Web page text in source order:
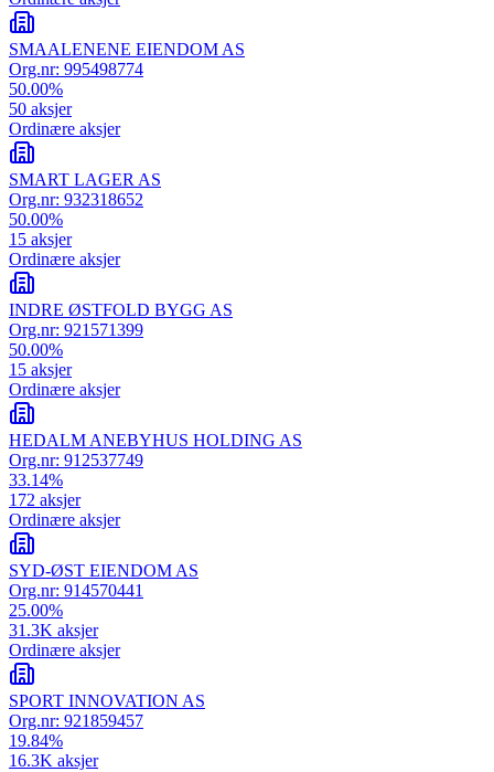
SMAALENENE EIENDOM AS
Org.nr: 995498774
50.00%
50 aksjer
Ordinære aksjer
SMART LAGER AS
Org.nr: 932318652
50.00%
15 aksjer
Ordinære aksjer
INDRE ØSTFOLD BYGG AS
Org.nr: 921571399
50.00%
15 aksjer
Ordinære aksjer
HEDALM ANEBYHUS HOLDING AS
Org.nr: 912537749
33.14%
172 aksjer
Ordinære aksjer
SYD-ØST EIENDOM AS
Org.nr: 914570441
25.00%
31.3K aksjer
Ordinære aksjer
SPORT INNOVATION AS
Org.nr: 921859457
19.84%
16.3K aksjer